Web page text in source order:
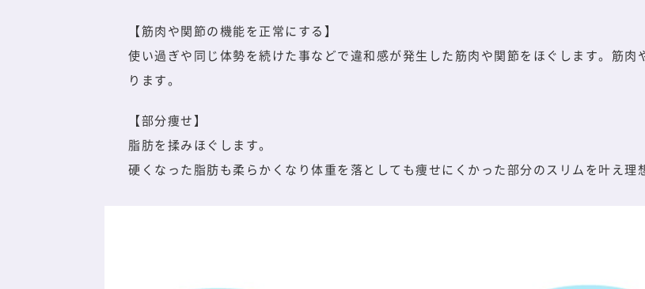
【筋肉や関節の機能を正常にする】
使い過ぎや同じ体勢を続けた事などで違和感が発生した筋肉や関節をほぐします。筋
ります。
【部分痩せ】
脂肪を揉みほぐします。
硬くなった脂肪も柔らかくなり体重を落としても痩せにくかった部分のスリムを叶え理